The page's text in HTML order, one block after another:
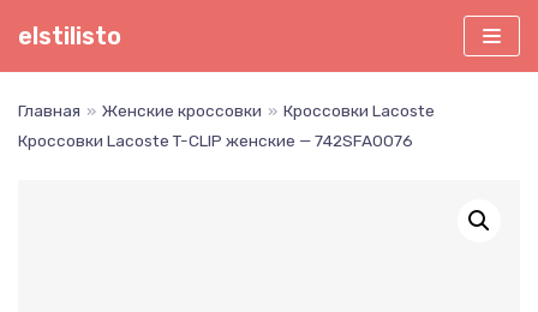
Перейти
elstilisto
Главная » Женские кроссовки » Кроссовки Lacoste
Кроссовки Lacoste T-CLIP женские — 742SFA0076